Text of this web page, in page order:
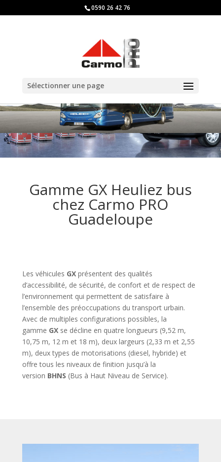
0590 26 42 76
Sélectionner une page
Gamme GX Heuliez bus
chez Carmo PRO
Guadeloupe
Les véhicules GX présentent des qualités
d’accessibilité, de sécurité, de confort et de respect de
l’environnement qui permettent de satisfaire à
l’ensemble des préoccupations du transport urbain.
Avec de multiples configurations possibles, la
gamme GX se décline en quatre longueurs (9,52 m,
10,75 m, 12 m et 18 m), deux largeurs (2,33 m et 2,55
m), deux types de motorisations (diesel, hybride) et
offre tous les niveaux de finition jusqu’à la
version BHNS (Bus à Haut Niveau de Service).